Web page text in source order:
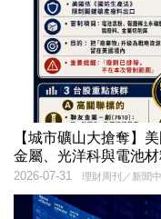
【城市礦山大搶奪】
金屬、光洋科與電池
理財周刊／新聞
2026-07-31